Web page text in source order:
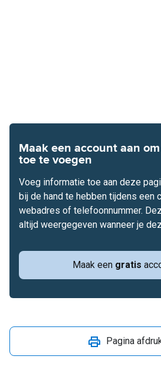
Maak een account aan
toe te voegen
Maak een gratis
Voeg informatie toe aan deze
bij de hand te hebben tijdens een
webadres of telefoonnummer.
altijd weergegeven wanneer je
Pagina